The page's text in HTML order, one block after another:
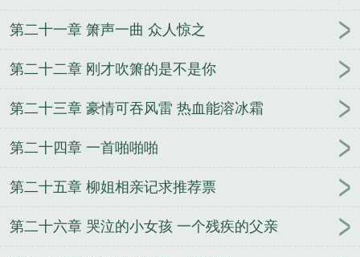
第二十一章 箫声一曲 众人惊之
第二十二章 刚才吹箫的是不是你
第二十三章 豪情可吞风雷 热血能溶冰霜
第二十四章 一首啪啪啪
第二十五章 柳姐相亲记求推荐票
第二十六章 哭泣的小女孩 一个残疾的父亲